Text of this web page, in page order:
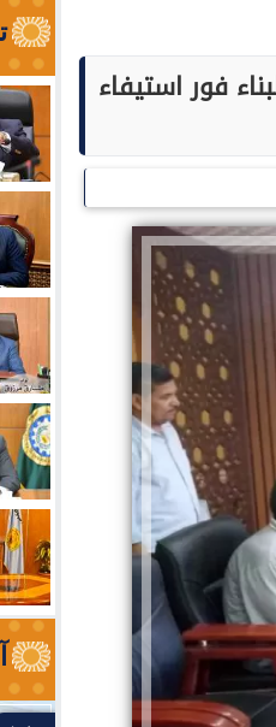
البناء فور استيفاء